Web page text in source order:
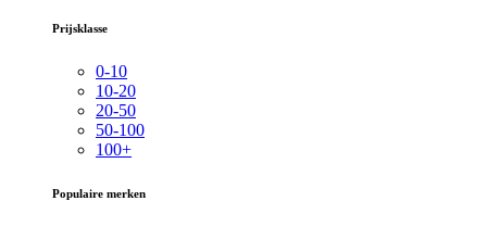
Prijsklasse
0-10
10-20
20-50
50-100
100+
Populaire merken